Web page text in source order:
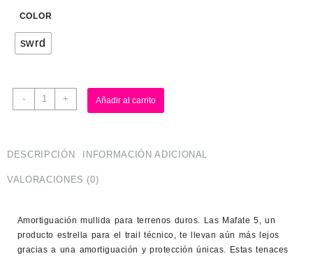
COLOR
swrd
- + Añadir al carrito
DESCRIPCIÓN INFORMACIÓN ADICIONAL
VALORACIONES (0)
Amortiguación mullida para terrenos duros. Las Mafate 5, un
producto estrella para el trail técnico, te llevan aún más lejos
gracias a una amortiguación y protección únicas. Estas tenaces